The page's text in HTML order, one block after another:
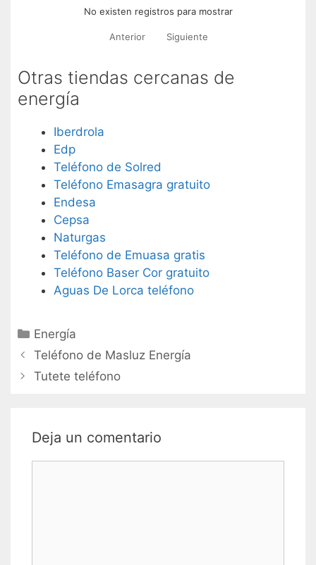
No existen registros para mostrar
Anterior Siguiente
Otras tiendas cercanas de
energía
Iberdrola
Edp
Teléfono de Solred
Teléfono Emasagra gratuito
Endesa
Cepsa
Naturgas
Teléfono de Emuasa gratis
Teléfono Baser Cor gratuito
Aguas De Lorca teléfono
Categorías
Energía
Navegación
de
Teléfono de Masluz Energía
Tutete teléfono
Deja un comentario